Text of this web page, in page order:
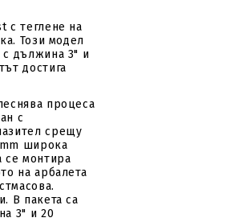
с теглене на
Този модел
с дължина 3" и
достига
процеса
с
срещу
широка
се монтира
на арбалета
В пакета са
3" и 20